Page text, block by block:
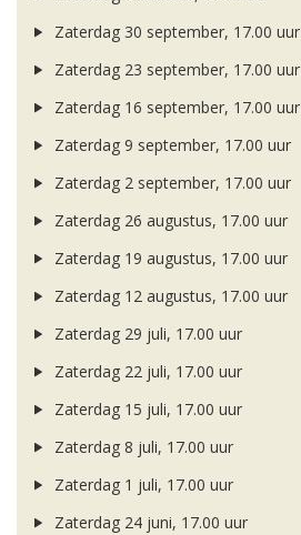
Zaterdag 30 september, 17.00 uur
Zaterdag 23 september, 17.00 uur
Zaterdag 16 september, 17.00 uur
Zaterdag 9 september, 17.00 uur
Zaterdag 2 september, 17.00 uur
Zaterdag 26 augustus, 17.00 uur
Zaterdag 19 augustus, 17.00 uur
Zaterdag 12 augustus, 17.00 uur
Zaterdag 29 juli, 17.00 uur
Zaterdag 22 juli, 17.00 uur
Zaterdag 15 juli, 17.00 uur
Zaterdag 8 juli, 17.00 uur
Zaterdag 1 juli, 17.00 uur
Zaterdag 24 juni, 17.00 uur